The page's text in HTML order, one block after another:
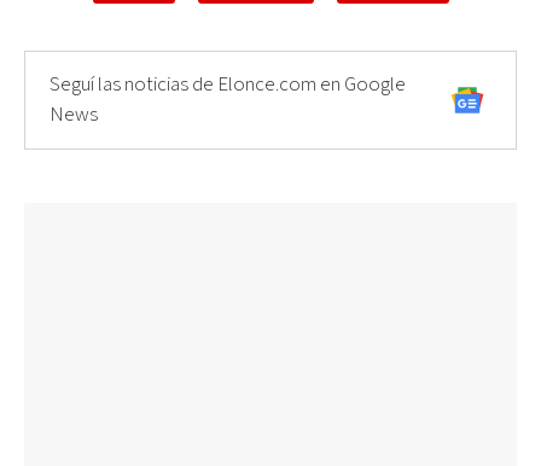
Seguí las noticias de Elonce.com en Google
News